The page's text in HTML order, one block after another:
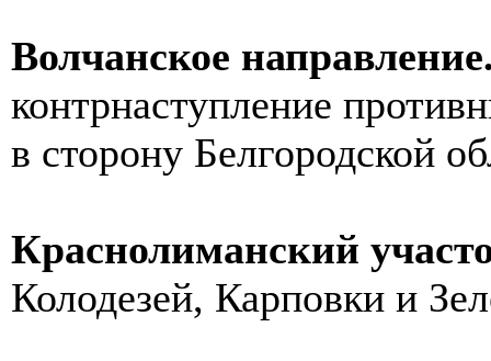
Волчанское
контрнаступление
в сторону Белгородской
Краснолиманский
Колодезей, Карповки и